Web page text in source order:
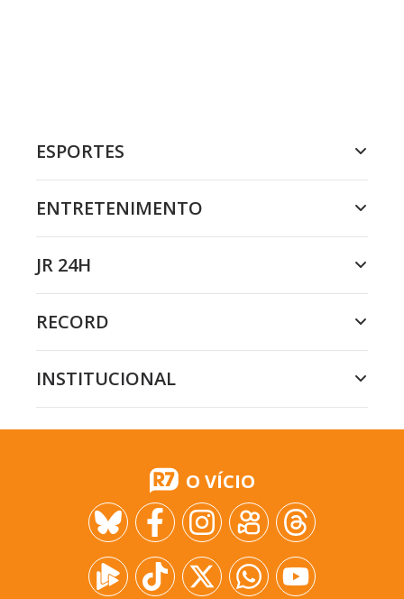
ESPORTES
ENTRETENIMENTO
JR 24H
RECORD
INSTITUCIONAL
O VÍCIO